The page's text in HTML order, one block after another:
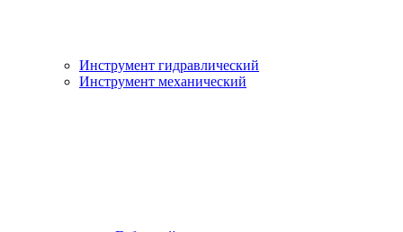
Инструмент гидравлический
Инструмент механический